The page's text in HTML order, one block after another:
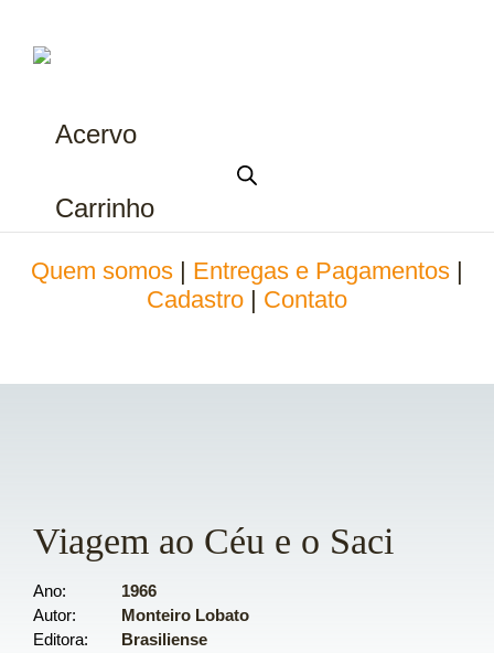
Acervo
Carrinho
Quem somos Entregas e Pagamentos
Cadastro
Contato
Viagem ao Céu e o Saci
Ano
1966
Autor
Monteiro Lobato
Editora
Brasiliense